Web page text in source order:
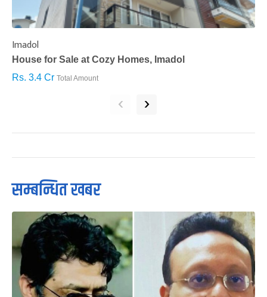
Imadol
House for Sale at Cozy Homes, Imadol
Rs. 3.4 Cr Total Amount
‹ ›
सम्बन्धित खबर